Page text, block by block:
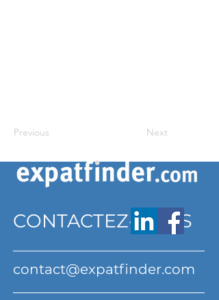
Previous Next
CONTACTEZ-NOUS
contact@expatfinder.com